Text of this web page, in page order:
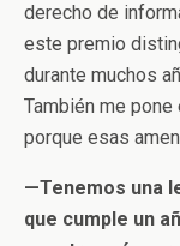
derecho de
este premio
durante muchos
También me
porque esas
—Tenemos una
que cumple un